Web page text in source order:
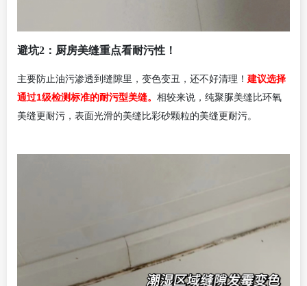
避坑2：厨房美缝重点看耐污性！
主要防止油污渗透到缝隙里，变色变丑，还不好清理！ 建议选择
通过1级检测标准的耐污型美缝。 相较来说，纯聚脲美缝比环氧
美缝更耐污，表面光滑的美缝比彩砂颗粒的美缝更耐污。